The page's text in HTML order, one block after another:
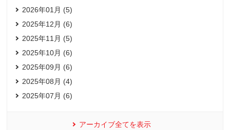
2026年01月 (5)
2025年12月 (6)
2025年11月 (5)
2025年10月 (6)
2025年09月 (6)
2025年08月 (4)
2025年07月 (6)
アーカイブ全てを表示